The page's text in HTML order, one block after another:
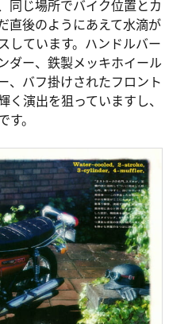
同じ場所でバイク位置とカ
直後のようにあえて水滴が
しています。ハンドルバー
ダー、鉄製メッキホイール
、バフ掛けされたフロント
演出を狙っていますし、
。